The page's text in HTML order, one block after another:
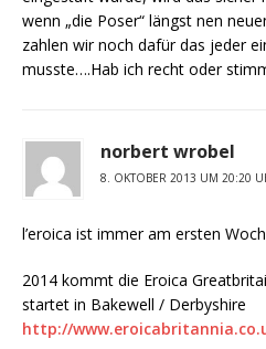
wenn „die Poser“ längst nen
zahlen wir noch dafür das jeder
musste….Hab ich recht oder
norbert wrobel
8. OKTOBER 2013 UM 20:20
l’eroica ist immer am ersten
2014 kommt die Eroica
startet in Bakewell / Derbyshire
http://